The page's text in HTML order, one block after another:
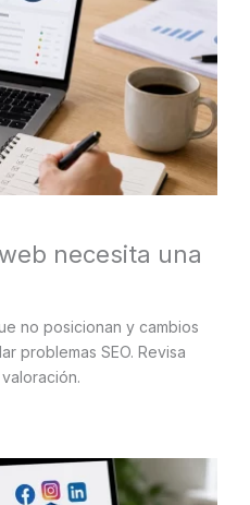
necesita una
no posicionan y cambios
problemas SEO. Revisa